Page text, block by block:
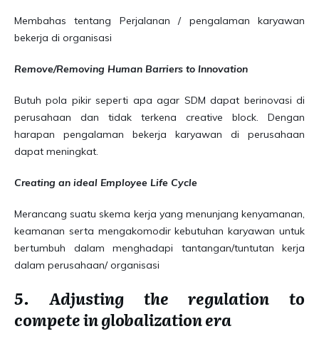
Membahas tentang Perjalanan / pengalaman karyawan
bekerja di organisasi
Remove/Removing Human Barriers to Innovation
Butuh pola pikir seperti apa agar SDM dapat berinovasi di
perusahaan dan tidak terkena creative block. Dengan
harapan pengalaman bekerja karyawan di perusahaan
dapat meningkat.
Creating an ideal Employee Life Cycle
Merancang suatu skema kerja yang menunjang kenyamanan,
keamanan serta mengakomodir kebutuhan karyawan untuk
bertumbuh dalam menghadapi tantangan/tuntutan kerja
dalam perusahaan/ organisasi
5. Adjusting the regulation to
compete in globalization era